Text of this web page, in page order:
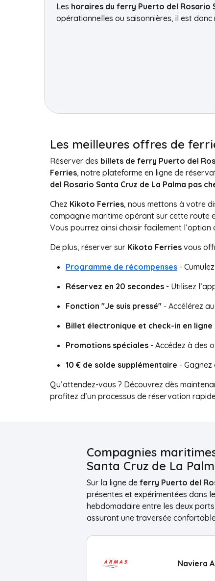
Les horaires du ferry Puerto del Rosario
opérationnelles ou saisonnières, il est
Les meilleures offres de
Réserver des billets de ferry Puerto del
Ferries, notre plateforme en ligne de
del Rosario Santa Cruz de La Palma pas
Chez Kikoto Ferries, nous mettons à votre
compagnie maritime opérant sur cette route
Vous pourrez ainsi choisir facilement
De plus, réserver sur Kikoto Ferries vous
Programme de récompenses -
Réservez en 20 secondes - Utilisez
Fonction "Je suis pressé" - Accélérez
Billet électronique et check-in en ligne
Promotions spéciales - Accédez à des
10 € de solde supplémentaire -
Qu’attendez-vous ? Découvrez dès
profitez d’un processus de réservation
Compagnies
Santa Cruz de La
Sur la ligne de ferry Puerto del
présentes et expérimentées dans
hebdomadaire entre les deux
assurant une traversée
Naviera